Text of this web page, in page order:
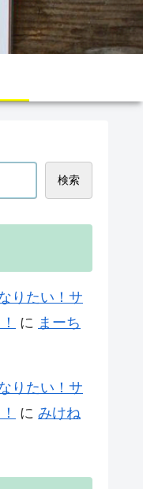
検索
りたい！サ
に まーち
りたい！サ
に みけね